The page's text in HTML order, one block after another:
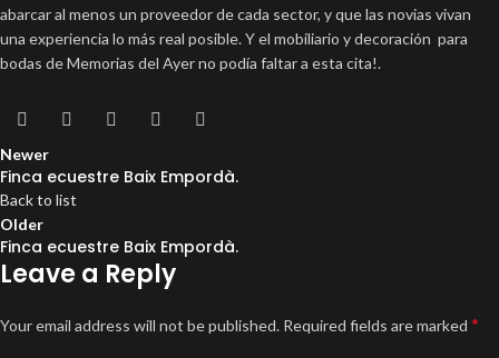
abarcar al menos un proveedor de cada sector, y que las novias vivan
una experiencia lo más real posible. Y el mobiliario y decoración para
bodas de Memorias del Ayer no podía faltar a esta cita!.
Newer
Finca ecuestre Baix Empordà.
Back to list
Older
Finca ecuestre Baix Empordà.
Leave a Reply
Your email address will not be published. Required fields are marked *